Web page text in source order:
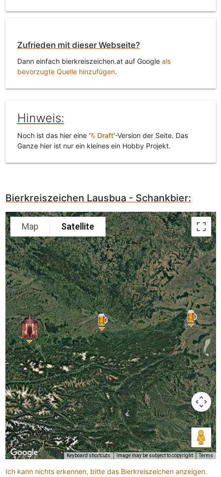
Zufrieden mit dieser Webseite?
Dann einfach bierkreiszeichen.at auf Google als
bevorzugte Quelle hinzufügen.
Hinweis:
Noch ist das hier eine ' Draft'-Version der Seite. Das
Ganze hier ist nur ein kleines ein Hobby Projekt.
Bierkreiszeichen Lausbua - Schankbier:
Map Satellite
Keyboard shortcuts Image may be subject to copyright Terms
Ich kann nichts erkennen, bitte das Bierkreiszeichen anzeigen.